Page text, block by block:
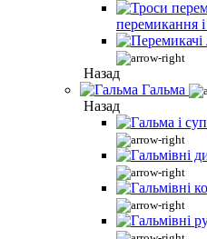
перемикання
Назад
Гальма
Назад